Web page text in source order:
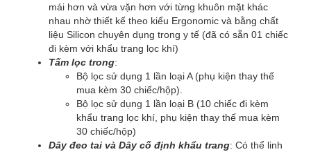
mái hơn và vừa vặn hơn với từng khuôn mặt khác
nhau nhờ thiết kế theo kiểu Ergonomic và bằng chất
liệu Silicon chuyên dụng trong y tế (đã có sẵn 01 chiếc
đi kèm với khẩu trang lọc khí)
Tấm lọc trong:
Bộ lọc sử dụng 1 lần loại A (phụ kiện thay thế
mua kèm 30 chiếc/hộp).
Bộ lọc sử dụng 1 lần loại B (10 chiếc đi kèm
khẩu trang lọc khí, phụ kiện thay thế mua kèm
30 chiếc/hộp)
Dây đeo tai và Dây cố định khẩu trang: Có thể linh